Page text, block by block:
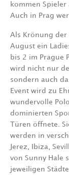
kommen
Auch in Prag
Als Krönung der
August ein
bis 2 im Prague
wird nicht nur
sondern auch
Event wird zu
wundervolle
dominierten
Türen öffnete.
werden in
Jerez, Ibiza,
von Sunny Hale
jeweiligen